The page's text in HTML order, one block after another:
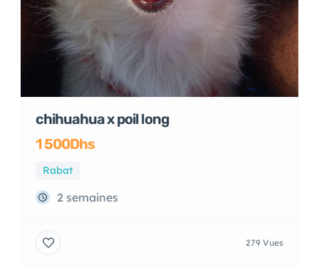
chihuahua x poil long
1 500Dhs
Rabat
2 semaines
279 Vues